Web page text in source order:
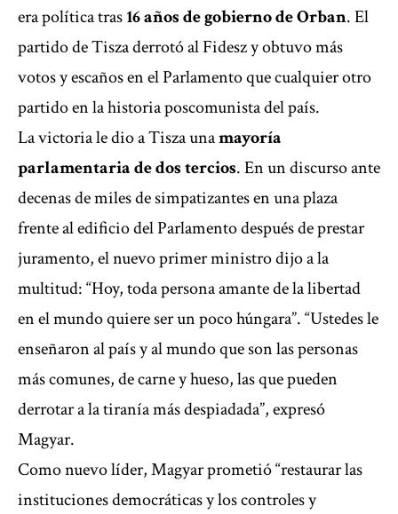
era política tras16 años de gobierno de Orban. El
partido de Tisza derrotó al Fidesz y obtuvo más
votos y escaños en el Parlamento que cualquier otro
partido en la historia poscomunista del país.
La victoria le dio a Tisza unamayoría
parlamentaria de dos tercios. En un discurso ante
decenas de miles de simpatizantes en una plaza
frente al edificio del Parlamento después de prestar
juramento, el nuevo primer ministro dijo a la
multitud: “Hoy, toda persona amante de la libertad
en el mundo quiere ser un poco húngara”. “Ustedes le
enseñaron al país y al mundo que son las personas
más comunes, de carne y hueso, las que pueden
derrotar a la tiranía más despiadada”, expresó
Magyar.
Como nuevo líder, Magyar prometió “restaurar las
instituciones democráticas y los controles y